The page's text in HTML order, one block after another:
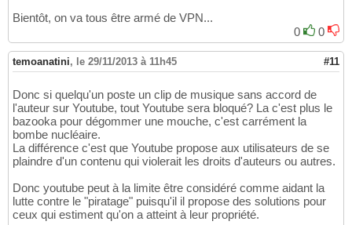
Bientôt, on va tous être armé de VPN...
0
0
temoanatini, le 29/11/2013 à 11h45 #11
Donc si quelqu'un poste un clip de musique sans accord de
l'auteur sur Youtube, tout Youtube sera bloqué? La c'est plus le
bazooka pour dégommer une mouche, c'est carrément la
bombe nucléaire.
La différence c'est que Youtube propose aux utilisateurs de se
plaindre d'un contenu qui violerait les droits d'auteurs ou autres.
Donc youtube peut à la limite être considéré comme aidant la
lutte contre le "piratage" puisqu'il il propose des solutions pour
ceux qui estiment qu'on a atteint à leur propriété.